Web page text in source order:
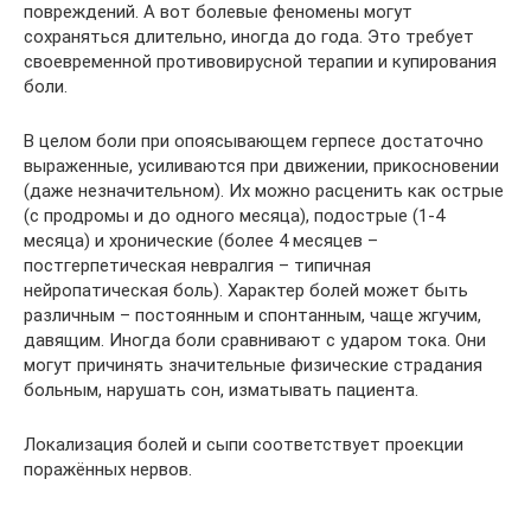
повреждений. А вот болевые феномены могут
сохраняться длительно, иногда до года. Это требует
своевременной противовирусной терапии и купирования
боли.
В целом боли при опоясывающем герпесе достаточно
выраженные, усиливаются при движении, прикосновении
(даже незначительном). Их можно расценить как острые
(с продромы и до одного месяца), подострые (1-4
месяца) и хронические (более 4 месяцев –
постгерпетическая невралгия – типичная
нейропатическая боль). Характер болей может быть
различным – постоянным и спонтанным, чаще жгучим,
давящим. Иногда боли сравнивают с ударом тока. Они
могут причинять значительные физические страдания
больным, нарушать сон, изматывать пациента.
Локализация болей и сыпи соответствует проекции
поражённых нервов.